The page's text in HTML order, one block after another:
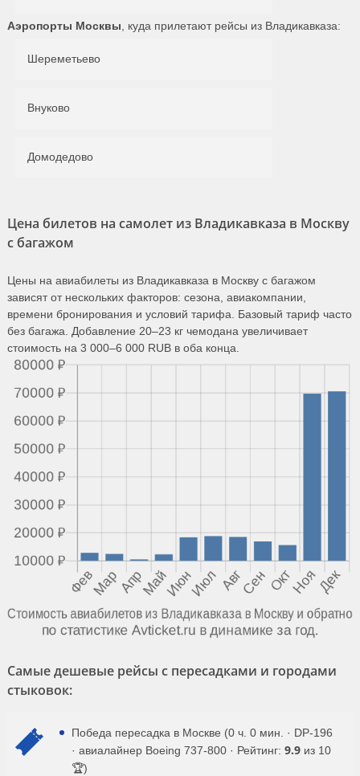
Аэропорты Москвы , куда прилетают рейсы из Владикавказа:
Шереметьево
Внуково
Домодедово
Цена билетов на самолет из Владикавказа в Москву
с багажом
Цены на авиабилеты из Владикавказа в Москву с багажом
зависят от нескольких факторов: сезона, авиакомпании,
времени бронирования и условий тарифа. Базовый тариф часто
без багажа. Добавление 20–23 кг чемодана увеличивает
стоимость на 3 000–6 000 RUB в оба конца.
Самые дешевые рейсы с пересадками и городами
стыковок:
Победа пересадка в Москве (0 ч. 0 мин. · DP-196
· авиалайнер Boeing 737-800 · Рейтинг: 9.9 из 10
🏆)